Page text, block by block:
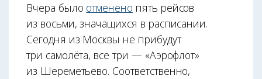
Вчера было отменено пять рейсов
из восьми, значащихся в расписании.
Сегодня из Москвы не прибудут
три самолёта, все три — «Аэрофлот»
из Шереметьево. Соответственно,